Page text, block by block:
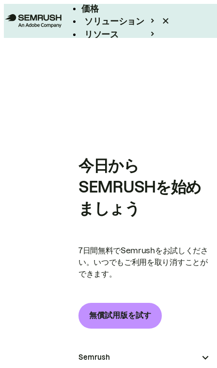
価格
ソリューション
リソース
今日から
SEMRUSHを始め
ましょう
7日間無料でSemrushをお試しくださ
い。いつでもご利用を取り消すことが
できます。
無償試用版を試す
Semrush